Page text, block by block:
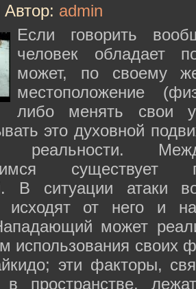
admin
Если говорить
человек обладает
может, по своему
местоположение
либо менять свои
это духовной
реальности.
существует
В ситуации атаки
исходят от него и
может
использования своих
эти факторы,
пространстве,